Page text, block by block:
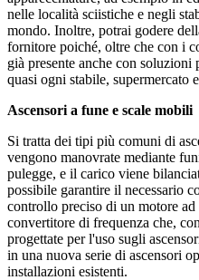
nelle località sciistiche e negli
mondo. Inoltre, potrai godere
fornitore poiché, oltre che con i
già presente anche con
quasi ogni stabile, supermercato
Ascensori a fune e scale mobili
Si tratta dei tipi più comuni di
vengono manovrate mediante
pulegge, e il carico viene
possibile garantire il necessario
controllo preciso di un motore
convertitore di frequenza che,
progettate per l'uso sugli
in una nuova serie di ascensori
installazioni esistenti.